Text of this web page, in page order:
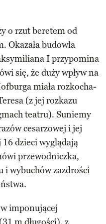
o rzut beretem od
Okazała budowla
I przypomina
się, że duży wpływ na
miała rozkocha-
(z jej rozkazu
teatru). Suniemy
cesarzowej i jej
dzieci wyglądają
przewodniczka,
i wybuchów zazdrości
imponującej